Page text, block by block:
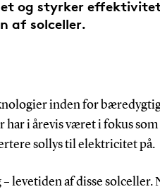
og styrker
af solceller.
inden for
i årevis været i fokus som
sollys til elektricitet på.
levetiden af disse solceller.